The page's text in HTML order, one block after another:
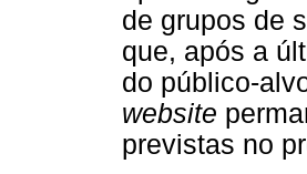
de grupos de
que, após a
do público-
website
previstas no